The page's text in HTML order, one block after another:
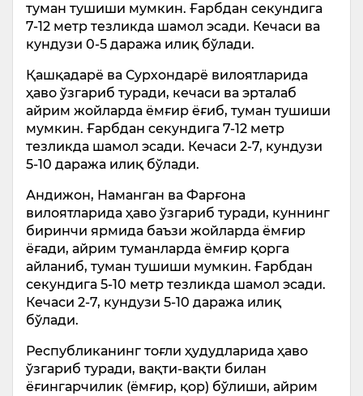
туман тушиши мумкин. Ғарбдан секундига
7-12 метр тезликда шамол эсади. Кечаси ва
кундузи 0-5 даража илиқ бўлади.
Қашқадарё ва Сурхондарё вилоятларида
ҳаво ўзгариб туради, кечаси ва эрталаб
айрим жойларда ёмғир ёғиб, туман тушиши
мумкин. Ғарбдан секундига 7-12 метр
тезликда шамол эсади. Кечаси 2-7, кундузи
5-10 даража илиқ бўлади.
Андижон, Наманган ва Фарғона
вилоятларида ҳаво ўзгариб туради, куннинг
биринчи ярмида баъзи жойларда ёмғир
ёғади, айрим туманларда ёмғир қорга
айланиб, туман тушиши мумкин. Ғарбдан
секундига 5-10 метр тезликда шамол эсади.
Кечаси 2-7, кундузи 5-10 даража илиқ
бўлади.
Республиканинг тоғли ҳудудларида ҳаво
ўзгариб туради, вақти-вақти билан
ёғингарчилик (ёмғир, қор) бўлиши, айрим